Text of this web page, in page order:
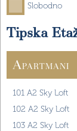
Tipska
APARTMANI
101 A2 Sky Loft
102 A2 Sky Loft
103 A2 Sky Loft
Slobodno